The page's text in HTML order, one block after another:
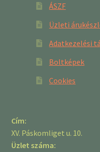
ÁSZF
Üzleti
Adatkezelési
Boltképek
Cookies
Cím:
XV. Páskomliget u. 10.
Üzlet száma: